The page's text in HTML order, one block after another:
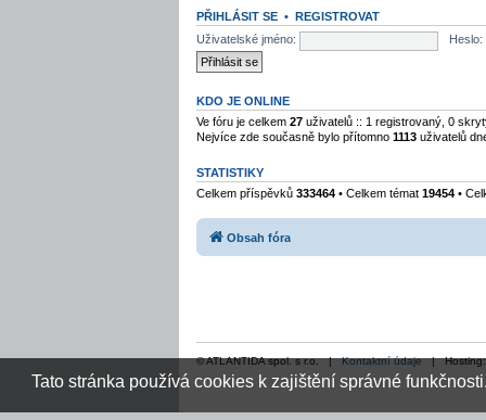
Tato stránka používá cookies k zajištění správné funkčnosti.
PŘIHLÁSIT SE • REGISTROVAT
Uživatelské jméno:
Heslo:
KDO JE ONLINE
Ve fóru je celkem 27 uživatelů :: 1 registrovaný, 0
Nejvíce zde současně bylo přítomno 1113 uživatelů
STATISTIKY
Celkem příspěvků 333464 • Celkem témat 19454 •
Obsah fóra
© ATLANTIDA spol. s r.o. |Kontaktní údaje|